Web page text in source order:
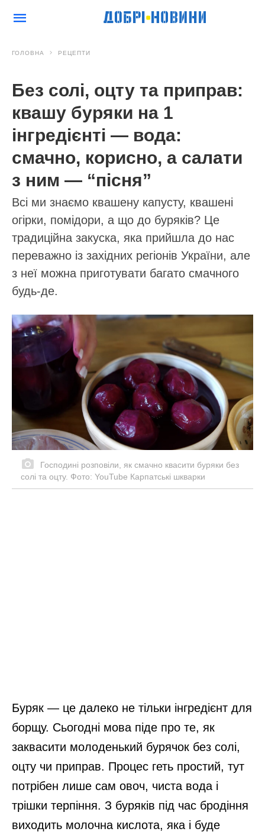
ГОЛОВНА РЕЦЕПТИ
Без солі, оцту та приправ:
квашу буряки на 1
інгредієнті — вода:
смачно, корисно, а салати
з ним — “пісня”
Всі ми знаємо квашену капусту, квашені
огірки, помідори, а що до буряків? Це
традиційна закуска, яка прийшла до нас
переважно із західних регіонів України, але
з неї можна приготувати багато смачного
будь-де.
Господині розповіли, як смачно квасити буряки без
солі та оцту. Фото: YouTube Карпатські шкварки
Буряк — це далеко не тільки інгредієнт для
борщу. Сьогодні мова піде про те, як
заквасити молоденький бурячок без солі,
оцту чи приправ. Процес геть простий, тут
потрібен лише сам овоч, чиста вода і
трішки терпіння. З буряків під час бродіння
виходить молочна кислота, яка і буде